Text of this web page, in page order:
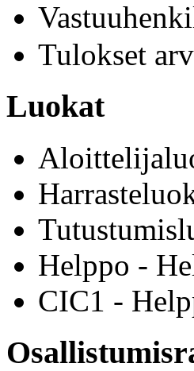
Tulokset
Luokat
Helppo -
CIC1 -